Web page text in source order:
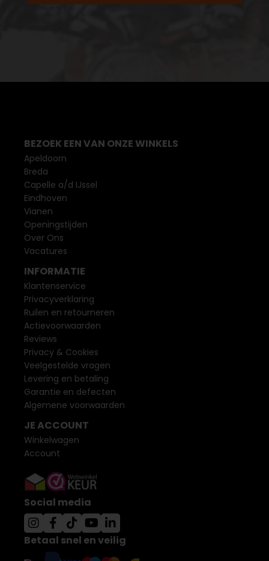
BEZOEK EEN VAN ONZE WINKELS
Apeldoorn
Breda
Capelle a/d IJssel
Eindhoven
Vianen
Openingstijden
Over Ons
Vacatures
INFORMATIE
Klantenservice
Privacyverklaring
Ruilen en retourneren
Actievoorwaarden
Reviews
Privacy & Cookies
Veelgestelde vragen
Levering en betaling
Garantie en defecten
Algemene voorwaarden
JE ACCOUNT
Winkelwagen
Account
Social media
Betaal snel en veilig